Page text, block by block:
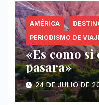
AMÉRICA
PERIODISMO DE
«Es como
pasara»
24 DE JULIO DE